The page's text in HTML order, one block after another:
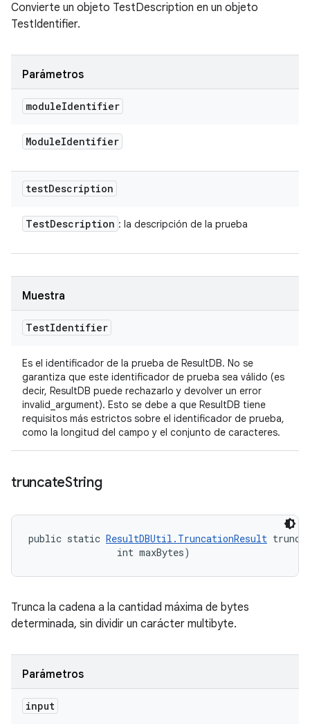
Convierte un objeto TestDescription en un objeto
TestIdentifier.
Parámetros
moduleIdentifier
ModuleIdentifier
testDescription
TestDescription : la descripción de la prueba
Muestra
TestIdentifier
Es el identificador de la prueba de ResultDB. No se
garantiza que este identificador de prueba sea válido (es
decir, ResultDB puede rechazarlo y devolver un error
invalid_argument). Esto se debe a que ResultDB tiene
requisitos más estrictos sobre el identificador de prueba,
como la longitud del campo y el conjunto de caracteres.
truncateString
public static ResultDBUtil.TruncationResult
                int maxBytes)
Trunca la cadena a la cantidad máxima de bytes
determinada, sin dividir un carácter multibyte.
Parámetros
input